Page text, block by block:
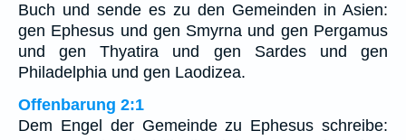
Buch und sende es zu den Gemeinden in Asien:
gen Ephesus und gen Smyrna und gen Pergamus
und gen Thyatira und gen Sardes und gen
Philadelphia und gen Laodizea.
Offenbarung 2:1
Dem Engel der Gemeinde zu Ephesus schreibe: